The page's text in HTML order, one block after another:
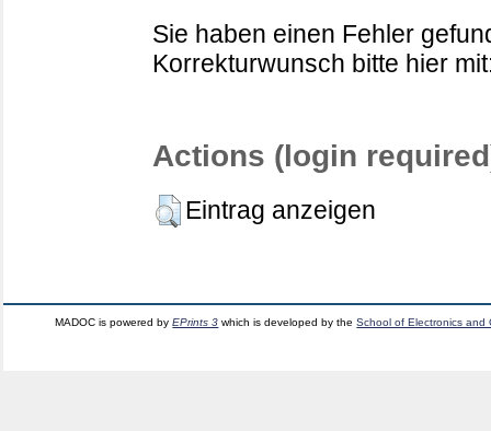
Sie haben einen Fehler
Korrekturwunsch bitte hier
Actions (login
Eintrag anzeigen
MADOC is powered byEPrints 3 which is developed by theSchool of Electronics and